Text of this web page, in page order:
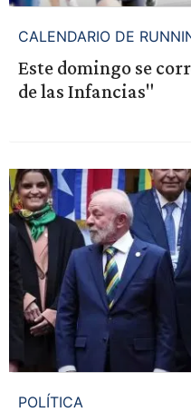
CALENDARIO DE
Este domingo se
de las Infancias"
POLÍTICA